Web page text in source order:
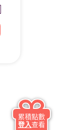
累積點數
登入查看